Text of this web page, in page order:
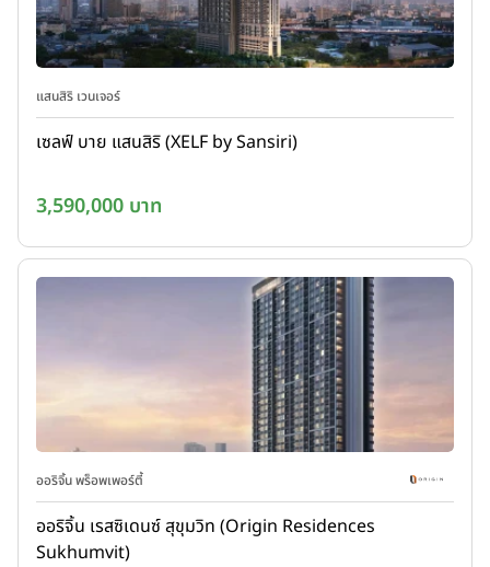
แสนสิริ เวนเจอร์
เซลฟ์ บาย แสนสิริ (XELF by Sansiri)
3,590,000 บาท
ออริจิ้น พร็อพเพอร์ตี้
ออริจิ้น เรสซิเดนซ์ สุขุมวิท (Origin Residences
Sukhumvit)